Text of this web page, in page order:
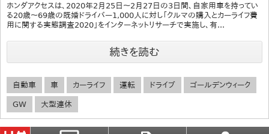
ホンダアクセスは、2020年2月25日～2月27日の3日間、自家用車を持ってい
る20歳～69歳の既婚ドライバー1,000人に対し「クルマの購入とカーライフ費
用に関する実態調査2020」をインターネットリサーチで実施し、有...
続きを読む
自動車 車 カーライフ 運転 ドライブ ゴールデンウィーク
GW 大型連休